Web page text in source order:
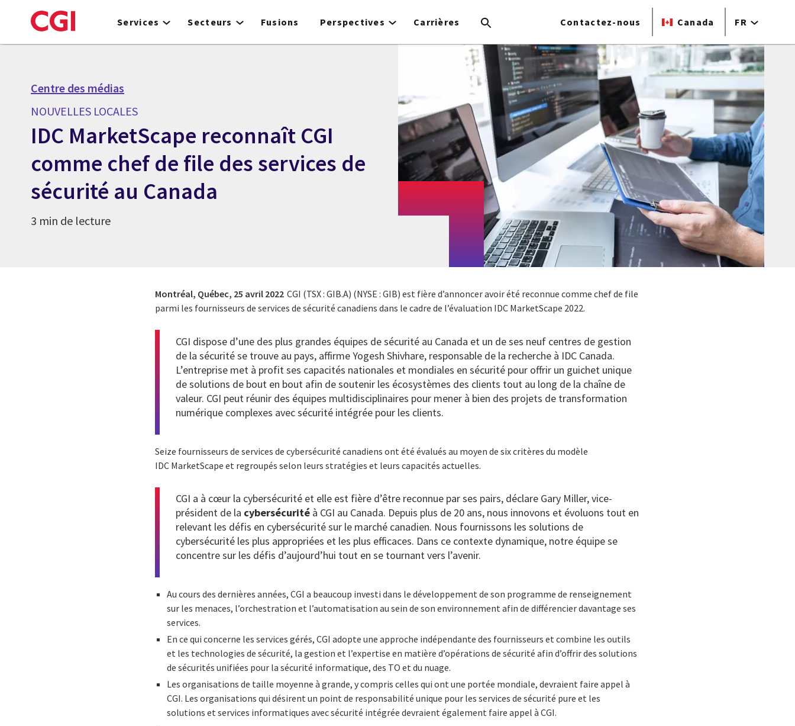
to
Services Secteurs Fusions Perspectives Carrières Contactez-nous Canada FR
Centre des médias
NOUVELLES LOCALES
IDC MarketScape reconnaît CGI
comme chef de file des services de
sécurité au Canada
3 min de lecture
Montréal, Québec, 25 avril 2022 CGI (TSX : GIB.A) (NYSE : GIB) est fière d’annoncer avoir été reconnue comme chef de file
parmi les fournisseurs de services de sécurité canadiens dans le cadre de l’évaluation IDC MarketScape 2022.
CGI dispose d’une des plus grandes équipes de sécurité au Canada et un de ses neuf centres de gestion
de la sécurité se trouve au pays, affirme Yogesh Shivhare, responsable de la recherche à IDC Canada.
L’entreprise met à profit ses capacités nationales et mondiales en sécurité pour offrir un guichet unique
de solutions de bout en bout afin de soutenir les écosystèmes des clients tout au long de la chaîne de
valeur. CGI peut réunir des équipes multidisciplinaires pour mener à bien des projets de transformation
numérique complexes avec sécurité intégrée pour les clients.
Seize fournisseurs de services de cybersécurité canadiens ont été évalués au moyen de six critères du modèle
IDC MarketScape et regroupés selon leurs stratégies et leurs capacités actuelles.
CGI a à cœur la cybersécurité et elle est fière d’être reconnue par ses pairs, déclare Gary Miller,vice-
président de la cybersécurité à CGI au Canada. Depuis plus de 20 ans, nous innovons et évoluons tout en
relevant les défis en cybersécurité sur le marché canadien. Nous fournissons les solutions de
cybersécurité les plus appropriées et les plus efficaces. Dans ce contexte dynamique, notre équipe se
concentre sur les défis d’aujourd’hui tout en se tournant vers l’avenir.
Au cours des dernières années, CGI a beaucoup investi dans le développement de son programme de renseignement
sur les menaces, l’orchestration et l’automatisation au sein de son environnement afin de différencier davantage ses
services.
En ce qui concerne les services gérés, CGI adopte une approche indépendante des fournisseurs et combine les outils
et les technologies de sécurité, la gestion et l’expertise en matière d’opérations de sécurité afin d’offrir des solutions
de sécurités unifiées pour la sécurité informatique, des TO et du nuage.
Les organisations de taille moyenne à grande, y compris celles qui ont une portée mondiale, devraient faire appel à
CGI. Les organisations qui désirent un point de responsabilité unique pour les services de sécurité pure et les
solutions et services informatiques avec sécurité intégrée devraient également faire appel à CGI.